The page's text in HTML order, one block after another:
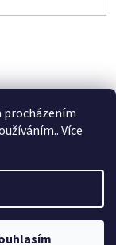
procházením
Více
veřejnost. Pro
práva vyhrazena.